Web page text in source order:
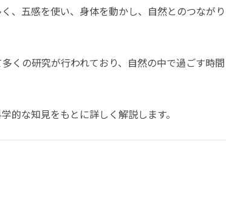
、五感を使い、身体を動かし、自然とのつながり
くの研究が行われており、自然の中で過ごす時間
的な知見をもとに詳しく解説します。